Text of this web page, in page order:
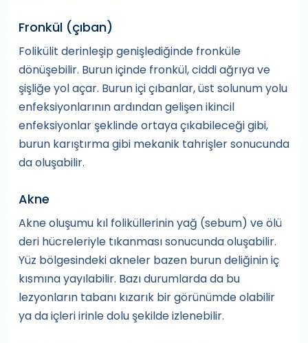
Fronkül (çıban)
Folikülit derinleşip genişlediğinde fronküle
dönüşebilir. Burun içinde fronkül, ciddi ağrıya ve
şişliğe yol açar. Burun içi çıbanlar, üst solunum yolu
enfeksiyonlarının ardından gelişen ikincil
enfeksiyonlar şeklinde ortaya çıkabileceği gibi,
burun karıştırma gibi mekanik tahrişler sonucunda
da oluşabilir.
Akne
Akne oluşumu kıl foliküllerinin yağ (sebum) ve ölü
deri hücreleriyle tıkanması sonucunda oluşabilir.
Yüz bölgesindeki akneler bazen burun deliğinin iç
kısmına yayılabilir. Bazı durumlarda da bu
lezyonların tabanı kızarık bir görünümde olabilir
ya da içleri irinle dolu şekilde izlenebilir.